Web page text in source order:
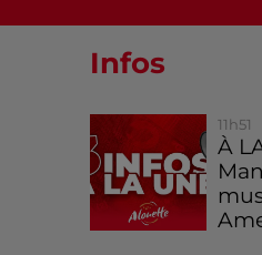
Infos
11h51
À